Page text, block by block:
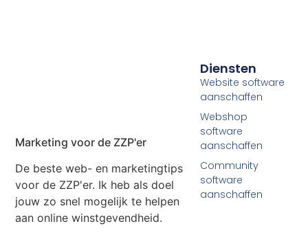
Marketing voor de ZZP'er
De beste web- en marketingtips
voor de ZZP'er. Ik heb als doel
jouw zo snel mogelijk te helpen
aan online winstgevendheid.
Diensten
Website software
aanschaffen
Webshop
software
aanschaffen
Community
software
aanschaffen